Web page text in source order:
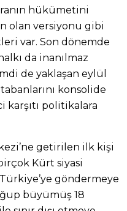
hükümetini
olan versiyonu gibi
var. Son dönemde
da inanılmaz
de yaklaşan eylül
konsolide
politikalara
getirilen ilk kişi
Kürt siyasi
göndermeye
büyümüş 18